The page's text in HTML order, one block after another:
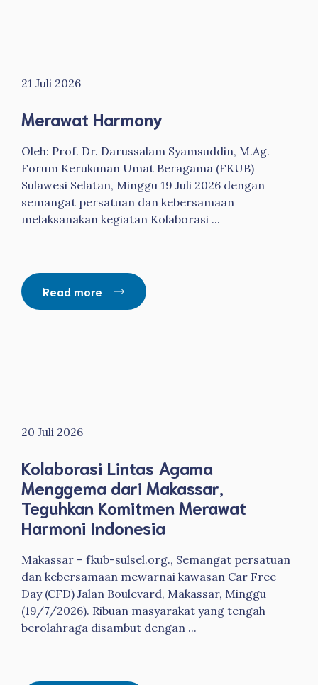
21 Juli 2026
Merawat Harmony
Oleh: Prof. Dr. Darussalam Syamsuddin, M.Ag.
Forum Kerukunan Umat Beragama (FKUB)
Sulawesi Selatan, Minggu 19 Juli 2026 dengan
semangat persatuan dan kebersamaan
melaksanakan kegiatan Kolaborasi ...
Read more
20 Juli 2026
Kolaborasi Lintas Agama
Menggema dari Makassar,
Teguhkan Komitmen Merawat
Harmoni Indonesia
Makassar – fkub-sulsel.org., Semangat persatuan
dan kebersamaan mewarnai kawasan Car Free
Day (CFD) Jalan Boulevard, Makassar, Minggu
(19/7/2026). Ribuan masyarakat yang tengah
berolahraga disambut dengan ...